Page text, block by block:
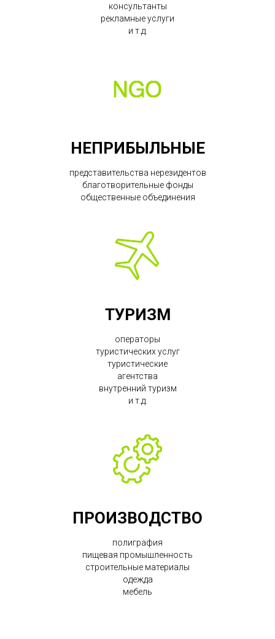
консультанты
рекламные услуги
и т.д.
НЕПРИБЫЛЬНЫЕ
представительства нерезидентов
благотворительные фонды
общественные объединения
ТУРИЗМ
операторы
туристических услуг
туристические
агентства
внутренний туризм
и т.д.
ПРОИЗВОДСТВО
полиграфия
пищевая промышленность
строительные материалы
одежда
мебель